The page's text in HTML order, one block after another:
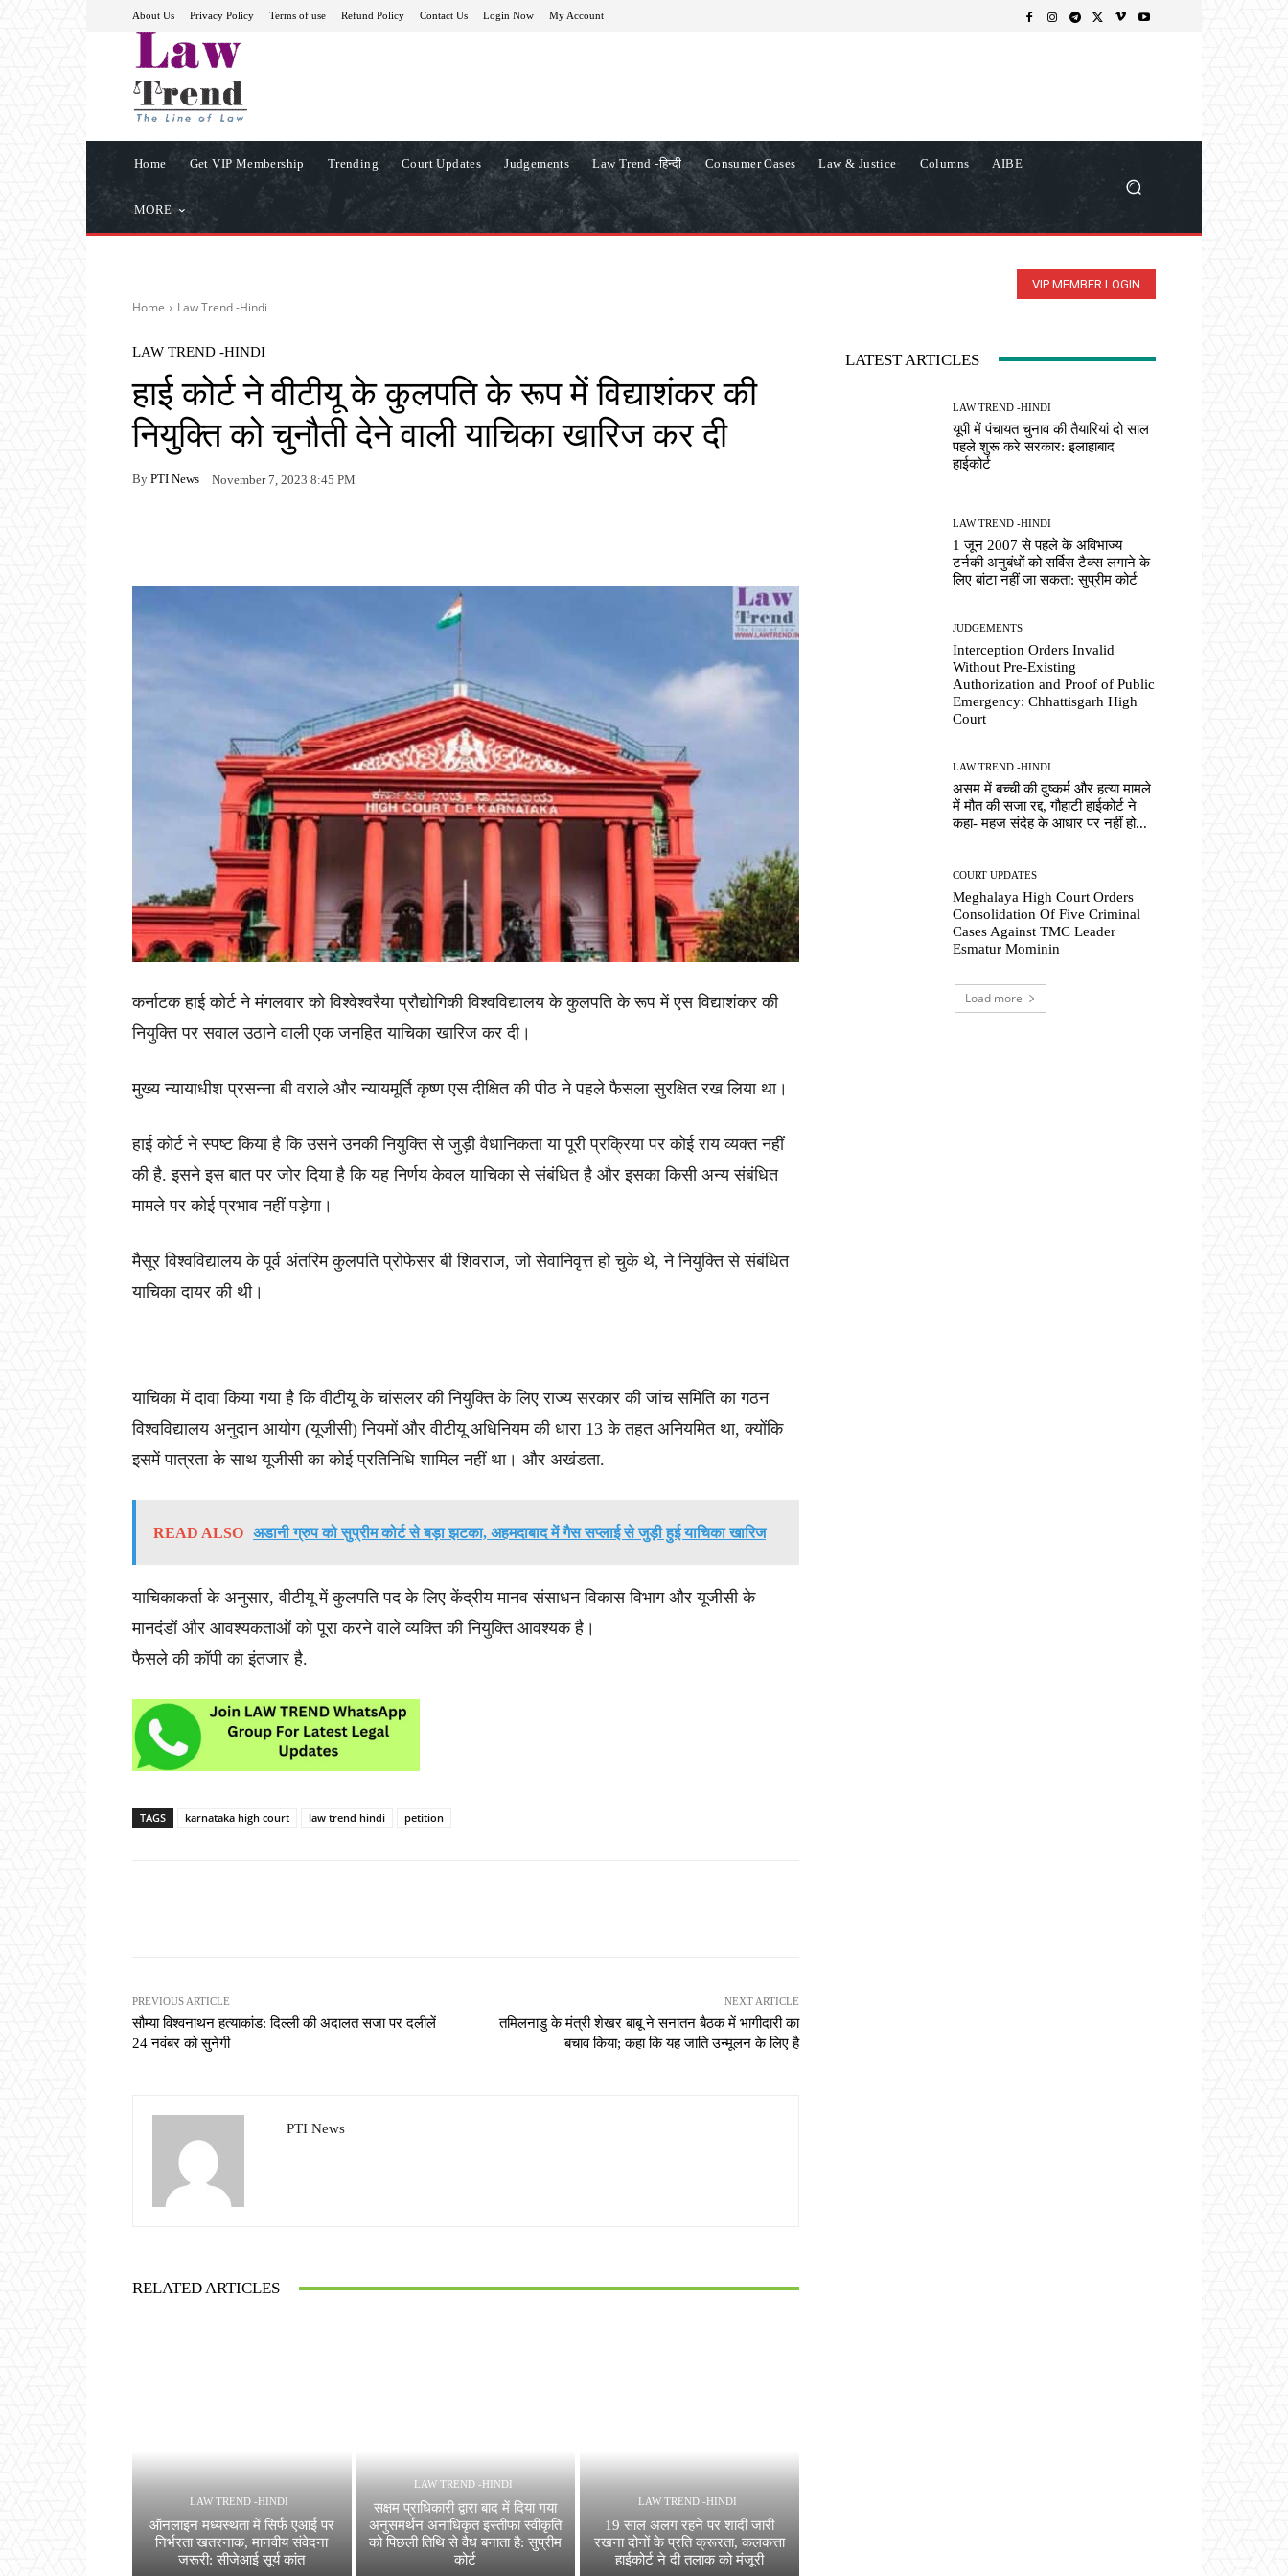
About Us Privacy Policy Terms of use Refund Policy Contact Us Login Now My Account
Home Get VIP Membership Trending Court Updates Judgements Law Trend -हिन्दी Consumer Cases Law & Justice Columns AIBE
MORE
VIP MEMBER LOGIN
Home Law Trend -Hindi
LAW TREND -HINDI
हाई कोर्ट ने वीटीयू के कुलपति के रूप में विद्याशंकर की
नियुक्ति को चुनौती देने वाली याचिका खारिज कर दी
By PTI News November 7, 2023 8:45 PM
कर्नाटक हाई कोर्ट ने मंगलवार को विश्वेश्वरैया प्रौद्योगिकी विश्वविद्यालय के कुलपति के रूप में एस विद्याशंकर की
नियुक्ति पर सवाल उठाने वाली एक जनहित याचिका खारिज कर दी।
मुख्य न्यायाधीश प्रसन्ना बी वराले और न्यायमूर्ति कृष्ण एस दीक्षित की पीठ ने पहले फैसला सुरक्षित रख लिया था।
हाई कोर्ट ने स्पष्ट किया है कि उसने उनकी नियुक्ति से जुड़ी वैधानिकता या पूरी प्रक्रिया पर कोई राय व्यक्त नहीं
की है. इसने इस बात पर जोर दिया है कि यह निर्णय केवल याचिका से संबंधित है और इसका किसी अन्य संबंधित
मामले पर कोई प्रभाव नहीं पड़ेगा।
मैसूर विश्वविद्यालय के पूर्व अंतरिम कुलपति प्रोफेसर बी शिवराज, जो सेवानिवृत्त हो चुके थे, ने नियुक्ति से संबंधित
याचिका दायर की थी।
याचिका में दावा किया गया है कि वीटीयू के चांसलर की नियुक्ति के लिए राज्य सरकार की जांच समिति का गठन
विश्वविद्यालय अनुदान आयोग (यूजीसी) नियमों और वीटीयू अधिनियम की धारा 13 के तहत अनियमित था, क्योंकि
इसमें पात्रता के साथ यूजीसी का कोई प्रतिनिधि शामिल नहीं था। और अखंडता.
READ ALSO अडानी ग्रुप को सुप्रीम कोर्ट से बड़ा झटका, अहमदाबाद में गैस सप्लाई से जुड़ी हुई याचिका खारिज
याचिकाकर्ता के अनुसार, वीटीयू में कुलपति पद के लिए केंद्रीय मानव संसाधन विकास विभाग और यूजीसी के
मानदंडों और आवश्यकताओं को पूरा करने वाले व्यक्ति की नियुक्ति आवश्यक है।
फैसले की कॉपी का इंतजार है.
TAGS karnataka high court law trend hindi petition
PREVIOUS ARTICLE
सौम्या विश्वनाथन हत्याकांड: दिल्ली की अदालत सजा पर दलीलें
24 नवंबर को सुनेगी
NEXT ARTICLE
तमिलनाडु के मंत्री शेखर बाबू ने सनातन बैठक में भागीदारी का
बचाव किया; कहा कि यह जाति उन्मूलन के लिए है
PTI News
RELATED ARTICLES
LAW TREND -HINDI
ऑनलाइन मध्यस्थता में सिर्फ एआई पर
निर्भरता खतरनाक, मानवीय संवेदना
जरूरी: सीजेआई सूर्य कांत
LAW TREND -HINDI
सक्षम प्राधिकारी द्वारा बाद में दिया गया
अनुसमर्थन अनाधिकृत इस्तीफा स्वीकृति
को पिछली तिथि से वैध बनाता है: सुप्रीम
कोर्ट
LAW TREND -HINDI
19 साल अलग रहने पर शादी जारी
रखना दोनों के प्रति क्रूरता, कलकत्ता
हाईकोर्ट ने दी तलाक को मंजूरी
LATEST ARTICLES
LAW TREND -HINDI
यूपी में पंचायत चुनाव की तैयारियां दो साल
पहले शुरू करे सरकार: इलाहाबाद
हाईकोर्ट
LAW TREND -HINDI
1 जून 2007 से पहले के अविभाज्य
टर्नकी अनुबंधों को सर्विस टैक्स लगाने के
लिए बांटा नहीं जा सकता: सुप्रीम कोर्ट
JUDGEMENTS
Interception Orders Invalid
Without Pre-Existing
Authorization and Proof of Public
Emergency: Chhattisgarh High
Court
LAW TREND -HINDI
असम में बच्ची की दुष्कर्म और हत्या मामले
में मौत की सजा रद्द, गौहाटी हाईकोर्ट ने
कहा- महज संदेह के आधार पर नहीं हो...
COURT UPDATES
Meghalaya High Court Orders
Consolidation Of Five Criminal
Cases Against TMC Leader
Esmatur Mominin
Load more